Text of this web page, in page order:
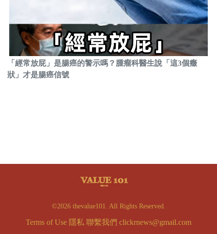
「經常放屁」是腸癌的警示嗎？腫瘤科醫生說「這3個癥
狀」才是腸癌信號
©2026 thevalue101. All Rights Reserved.
Terms of Use 隱私 聯繫我們 clickrnews@gmail.com